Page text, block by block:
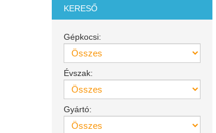
KERESŐ
Gépkocsi:
Évszak:
Gyártó: